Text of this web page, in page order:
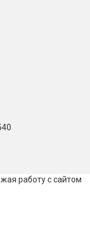
работу с сайтом